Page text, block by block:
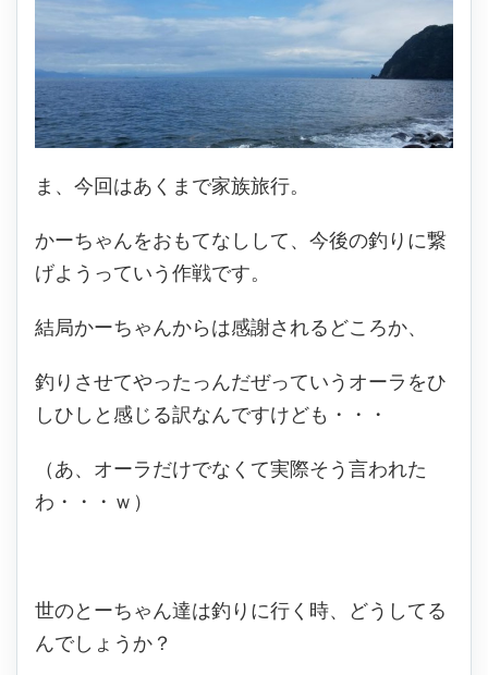
ま、今回はあくまで家族旅行。
かーちゃんをおもてなしして、今後の釣りに繋
げようっていう作戦です。
結局かーちゃんからは感謝されるどころか、
釣りさせてやったっんだぜっていうオーラをひ
しひしと感じる訳なんですけども・・・
（あ、オーラだけでなくて実際そう言われた
わ・・・ｗ）
世のとーちゃん達は釣りに行く時、どうしてる
んでしょうか？